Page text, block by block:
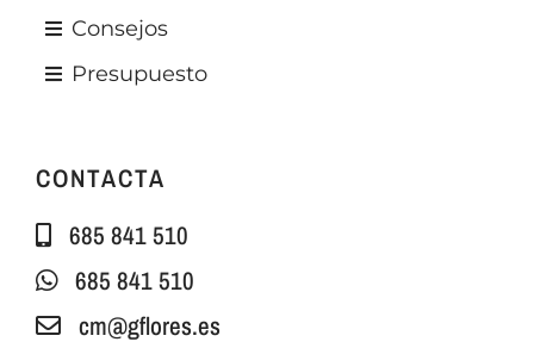
Consejos
Presupuesto
CONTACTA
685 841 510
685 841 510
cm@gflores.es